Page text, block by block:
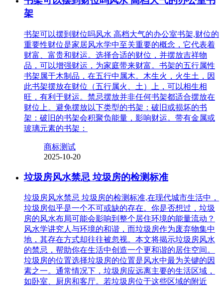
架
书架可以摆到财位吗风水 高档大气的办公室书架,财位的
重要性财位是家居风水学中至关重要的概念，它代表着
财富、富贵和财运。选择合适的财位，并摆放吉祥物
品，可以增强财运，为家庭带来财富。书架的五行属性
书架属于木制品，在五行中属木。木生火，火生土，因
此书架摆放在财位（五行属火、土）上，可以相生相
旺，有利于财运。禁忌摆放并非任何书架都适合摆放在
财位上。避免摆放以下类型的书架：破旧或损坏的书
架：破旧的书架会积聚负能量，影响财运。带有金属或
玻璃元素的书架：
商标测试
2025-10-20
垃圾房风水禁忌 垃圾房的检测标准
垃圾房风水禁忌 垃圾房的检测标准,在现代城市生活中，
垃圾房似乎是一个不可或缺的存在。你是否想过，垃圾
房的风水布局可能会影响到整个居住环境的能量流动？
风水学讲究人与环境的和谐，而垃圾房作为废弃物集中
地，其存在方式却往往被忽视。本文将揭示垃圾房风水
的禁忌，帮助你在生活中创造一个更和谐的居住空间。
垃圾房的位置选择垃圾房的位置是风水中最为关键的因
素之一。通常情况下，垃圾房应远离主要的生活区域，
如卧室、厨房和客厅。若垃圾房位于这些区域的附近